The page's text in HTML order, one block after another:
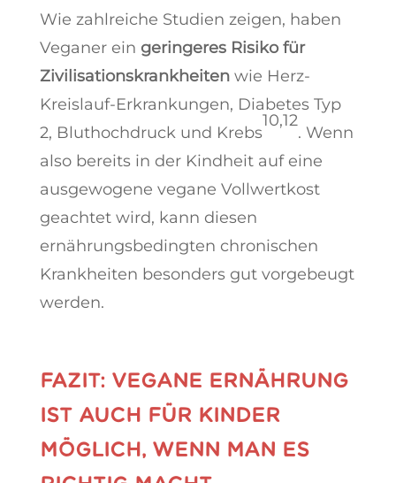
Wie zahlreiche Studien zeigen, haben
Veganer ein geringeres Risiko für
Zivilisationskrankheitenwie Herz-
Kreislauf-Erkrankungen, Diabetes Typ
2, Bluthochdruck und Krebs
10,12
. Wenn
also bereits in der Kindheit auf eine
ausgewogene vegane Vollwertkost
geachtet wird, kann diesen
ernährungsbedingten chronischen
Krankheiten besonders gut vorgebeugt
werden.
FAZIT: VEGANE ERNÄHRUNG
IST AUCH FÜR KINDER
MÖGLICH, WENN MAN ES